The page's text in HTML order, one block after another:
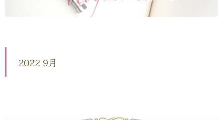
2022 9月